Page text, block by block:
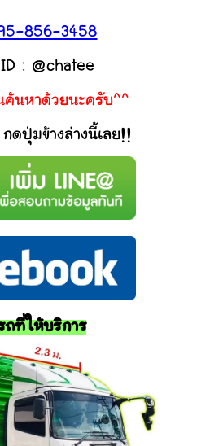
856-3458
: @chatee
นหาด้วยนะครับ^^
ดปุ่มข้างล่างนี้เลย!!
ถที่ให้บริการ